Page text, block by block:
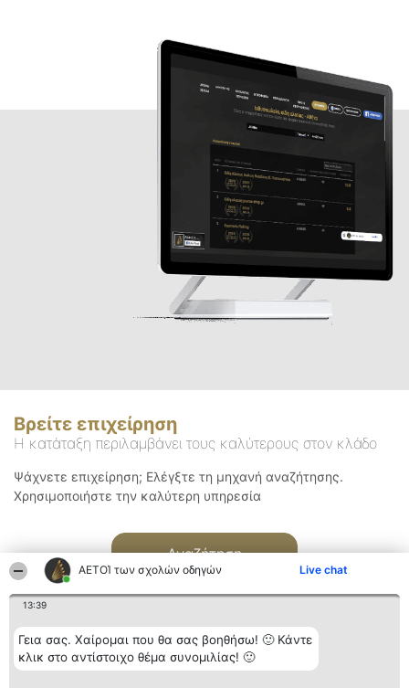
ΑΕΤΟΊ των σχολών οδηγών Live chat
13:39
Γεια σας. Χαίρομαι που θα σας βοηθήσω! 🙂 Κάντε
κλικ στο αντίστοιχο θέμα συνομιλίας! 🙂
Βρείτε επιχείρηση
Η κατάταξη περιλαμβάνει τους καλύτερους στον κλάδο
Ψάχνετε επιχείρηση; Ελέγξτε τη μηχανή αναζήτησης.
Χρησιμοποιήστε την καλύτερη υπηρεσία
Αναζήτηση